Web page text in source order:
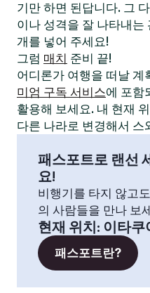
기만 하면 된답니다. 그
이나 성격을 잘 나타내는
개를 넣어 주세요!
그럼 매치 준비 끝!
어디론가 여행을 떠날
미엄 구독 서비스에 포함
활용해 보세요. 내 현재
다른 나라로 변경해서 스
패스포트로 랜선
요!
비행기를 타지 않고
의 사람들을 만나 보
현재 위치: 이타쿠
패스포트란?